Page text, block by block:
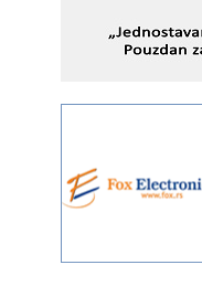
STAUFF –
povećavaju
YAMADA
pouzdanost u
Filtration
rešenja za
procesnim
RILINEX